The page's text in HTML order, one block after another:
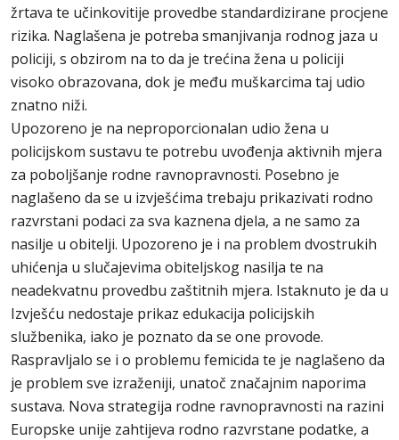
žrtava te učinkovitije provedbe standardizirane procjene
rizika. Naglašena je potreba smanjivanja rodnog jaza u
policiji, s obzirom na to da je trećina žena u policiji
visoko obrazovana, dok je među muškarcima taj udio
znatno niži.
Upozoreno je na neproporcionalan udio žena u
policijskom sustavu te potrebu uvođenja aktivnih mjera
za poboljšanje rodne ravnopravnosti. Posebno je
naglašeno da se u izvješćima trebaju prikazivati rodno
razvrstani podaci za sva kaznena djela, a ne samo za
nasilje u obitelji. Upozoreno je i na problem dvostrukih
uhićenja u slučajevima obiteljskog nasilja te na
neadekvatnu provedbu zaštitnih mjera. Istaknuto je da u
Izvješću nedostaje prikaz edukacija policijskih
službenika, iako je poznato da se one provode.
Raspravljalo se i o problemu femicida te je naglašeno da
je problem sve izraženiji, unatoč značajnim naporima
sustava. Nova strategija rodne ravnopravnosti na razini
Europske unije zahtijeva rodno razvrstane podatke, a